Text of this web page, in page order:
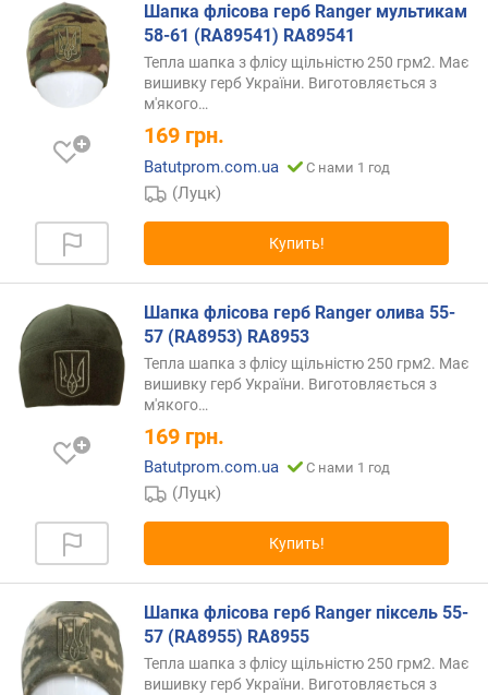
Шапка флісова герб Ranger мультикам
58-61 (RA89541) RA89541
Тепла шапка з флісу щільністю 250 грм2. Має
вишивку герб України. Виготовляється з
м'якого…
169 грн.
Batutprom.com.ua С нами 1 год
(Луцк)
Купить!
Шапка флісова герб Ranger олива 55-
57 (RA8953) RA8953
Тепла шапка з флісу щільністю 250 грм2. Має
вишивку герб України. Виготовляється з
м'якого…
169 грн.
Batutprom.com.ua С нами 1 год
(Луцк)
Купить!
Шапка флісова герб Ranger піксель 55-
57 (RA8955) RA8955
Тепла шапка з флісу щільністю 250 грм2. Має
вишивку герб України. Виготовляється з